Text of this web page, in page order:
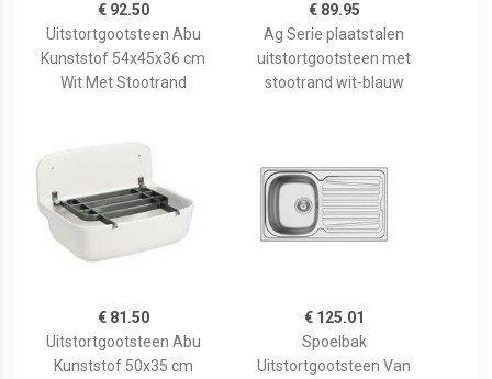
€ 92.50
Uitstortgootsteen Abu
Kunststof 54x45x36 cm
Wit Met Stootrand
€ 89.95
Ag Serie plaatstalen
uitstortgootsteen met
stootrand wit-blauw
€ 81.50
Uitstortgootsteen Abu
Kunststof 50x35 cm
€ 125.01
Spoelbak
Uitstortgootsteen Van